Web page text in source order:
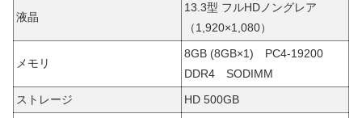
液晶
13.3型 フルHDノングレア
（1,920×1,080）
メモリ
8GB (8GB×1) PC4-19200
DDR4 SODIMM
ストレージ
HD 500GB